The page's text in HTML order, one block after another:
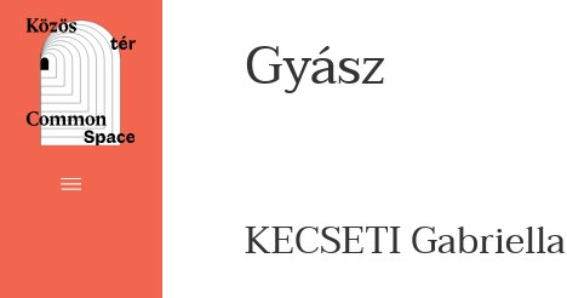
Gyász
KECSETI Gabriella